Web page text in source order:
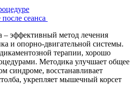
сеанса
– эффективный метод лечения
и опорно-двигательной системы.
терапии, хорошо
Методика улучшает общее
синдроме, восстанавливает
укрепляет мышечный корсет